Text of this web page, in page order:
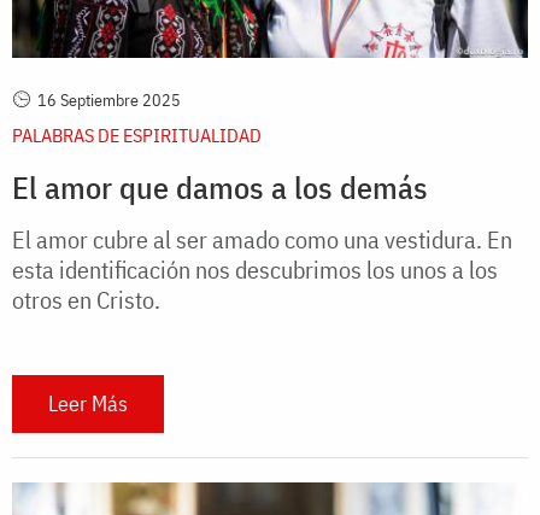
16 Septiembre 2025
PALABRAS DE ESPIRITUALIDAD
El amor que damos a los demás
El amor cubre al ser amado como una vestidura. En
esta identificación nos descubrimos los unos a los
otros en Cristo.
Leer Más